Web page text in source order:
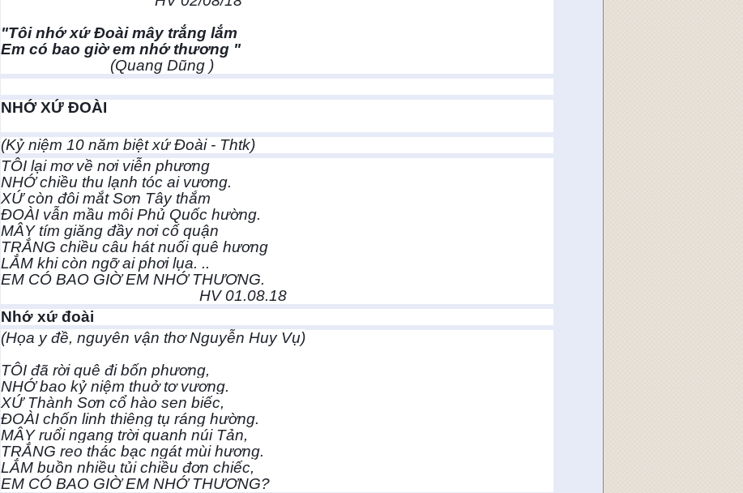
"Tôi nhớ xứ Đoài mây trắng lắm
Em có bao giờ em nhớ thương "
(Quang Dũng )
NHỚ XỨ ĐOÀI
(Kỷ niệm 10 năm biệt xứ Đoài - Thtk)
TÔI lại mơ về nơi viễn phương
NHỚ chiều thu lạnh tóc ai vương.
XỨ còn đôi mắt Sơn Tây thắm
ĐOÀI vẫn mầu môi Phủ Quốc hường.
MÂY tím giăng đầy nơi cố quận
TRẮNG chiều câu hát nuối quê hương
LẮM khi còn ngỡ ai phơi lụa. ..
EM CÓ BAO GIỜ EM NHỚ THƯƠNG.
HV 01.08.18
Nhớ xứ đoài
(Họa y đề, nguyên vận thơ Nguyễn Huy Vụ)
TÔI đã rời quê đi bốn phương,
NHỚ bao kỷ niệm thuở tơ vương.
XỨ Thành Sơn cổ hào sen biếc,
ĐOÀI chốn linh thiêng tụ ráng hường.
MÂY ruổi ngang trời quanh núi Tản,
TRẮNG reo thác bạc ngát mùi hương.
LẮM buồn nhiều tủi chiều đơn chiếc,
EM CÓ BAO GIỜ EM NHỚ THƯƠNG?